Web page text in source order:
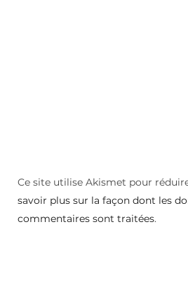
Ce site utilise Akismet pour
savoir plus sur la façon dont les
commentaires sont traitées.